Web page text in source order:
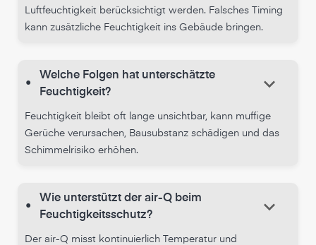
Luftfeuchtigkeit berücksichtigt werden. Falsches Timing
kann zusätzliche Feuchtigkeit ins Gebäude bringen.
•
Welche Folgen hat unterschätzte
Feuchtigkeit?
keyboard_arrow_down
Feuchtigkeit bleibt oft lange unsichtbar, kann muffige
Gerüche verursachen, Bausubstanz schädigen und das
Schimmelrisiko erhöhen.
•
Wie unterstützt der air-Q beim
Feuchtigkeitsschutz?
keyboard_arrow_down
Der air-Q misst kontinuierlich Temperatur und